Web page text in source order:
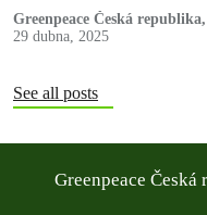
ČR.
Greenpeace Česká
Most a MY Litvínovov
29 dubna, 2025
See all posts
Greenpeace Česká